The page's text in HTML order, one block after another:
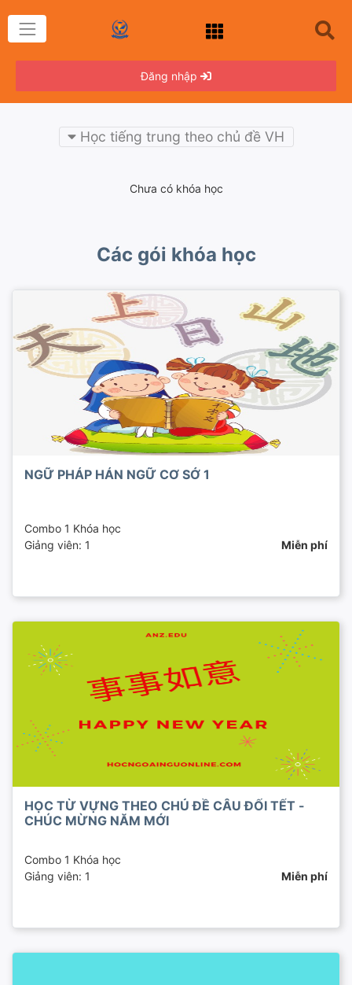
Đăng nhập
Học tiếng trung theo chủ đề VH
Chưa có khóa học
Các gói khóa học
NGỮ PHÁP HÁN NGỮ CƠ SỞ 1
Combo 1 Khóa học
Giảng viên: 1
Miễn phí
HỌC TỪ VỰNG THEO CHỦ ĐỀ CÂU ĐỐI TẾT -
CHÚC MỪNG NĂM MỚI
Combo 1 Khóa học
Giảng viên: 1
Miễn phí